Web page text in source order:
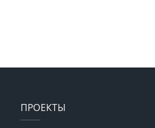
ПРОЕКТЫ